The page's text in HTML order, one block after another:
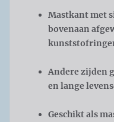
Mastkant met
bovenaan
Andere zijden
en lange
Geschikt als